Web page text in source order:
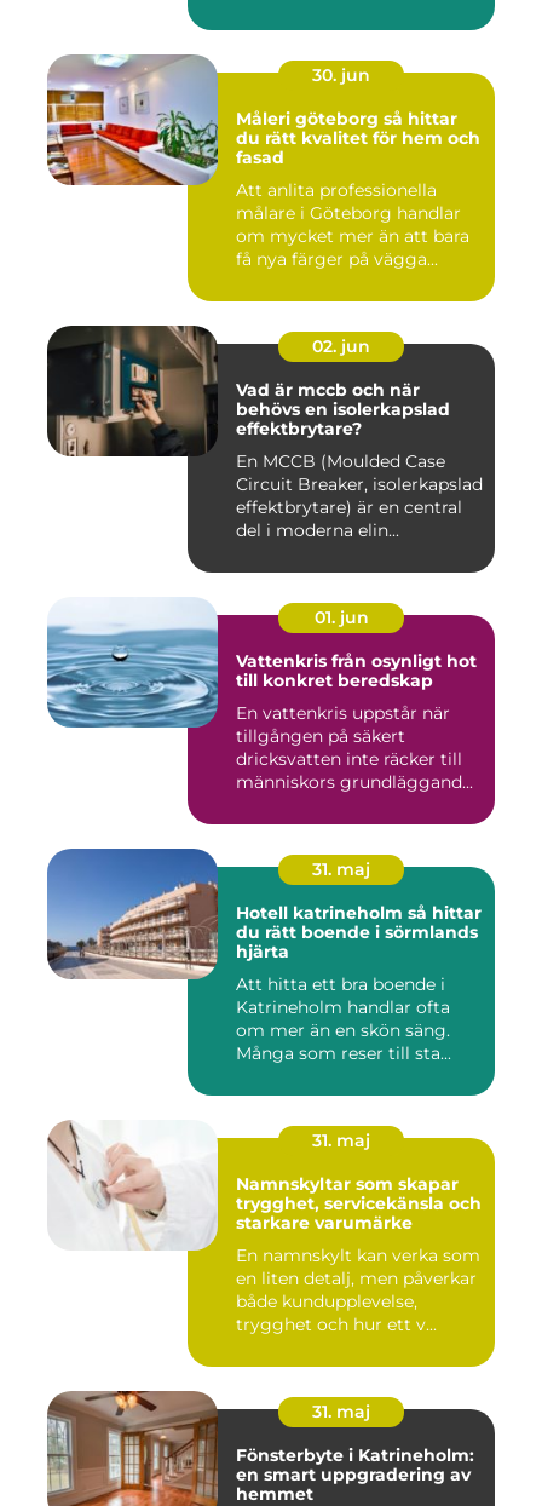
30. jun
Måleri göteborg så hittar
du rätt kvalitet för hem och
fasad
Att anlita professionella
målare i Göteborg handlar
om mycket mer än att bara
få nya färger på vägga...
02. jun
Vad är mccb och när
behövs en isolerkapslad
effektbrytare?
En MCCB (Moulded Case
Circuit Breaker, isolerkapslad
effektbrytare) är en central
del i moderna elin...
01. jun
Vattenkris från osynligt hot
till konkret beredskap
En vattenkris uppstår när
tillgången på säkert
dricksvatten inte räcker till
människors grundläggand...
31. maj
Hotell katrineholm så hittar
du rätt boende i sörmlands
hjärta
Att hitta ett bra boende i
Katrineholm handlar ofta
om mer än en skön säng.
Många som reser till sta...
31. maj
Namnskyltar som skapar
trygghet, servicekänsla och
starkare varumärke
En namnskylt kan verka som
en liten detalj, men påverkar
både kundupplevelse,
trygghet och hur ett v...
31. maj
Fönsterbyte i Katrineholm:
en smart uppgradering av
hemmet